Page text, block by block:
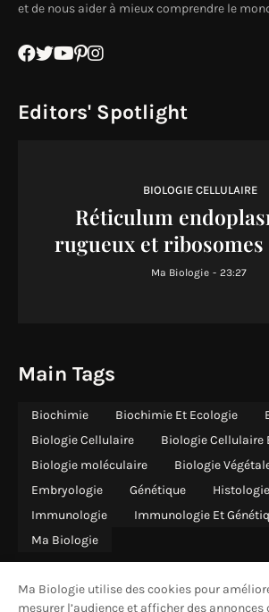
et de nous aider à mieux comprendre le
Editors' Spotlight
BIOLOGIE CELLULAIRE
Réticulum
rugueux et ribosomes
Ma Biologie - 23:27
Main Tags
Biochimie Biochimie Et Ecologie
Biologie Cellulaire
Biologie Cellulaire
Biologie moléculaire
Biologie
Embryologie
Génétique
Histologie
Immunologie
Immunologie Et
Ma Biologie
Ma Biologie utilise des cookies pour
mesurer l’audience et afficher des